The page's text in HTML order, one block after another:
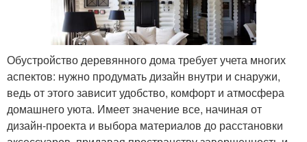
Обустройство деревянного дома требует учета многих
аспектов: нужно продумать дизайн внутри и снаружи,
ведь от этого зависит удобство, комфорт и атмосфера
домашнего уюта. Имеет значение все, начиная от
дизайн-проекта и выбора материалов до расстановки